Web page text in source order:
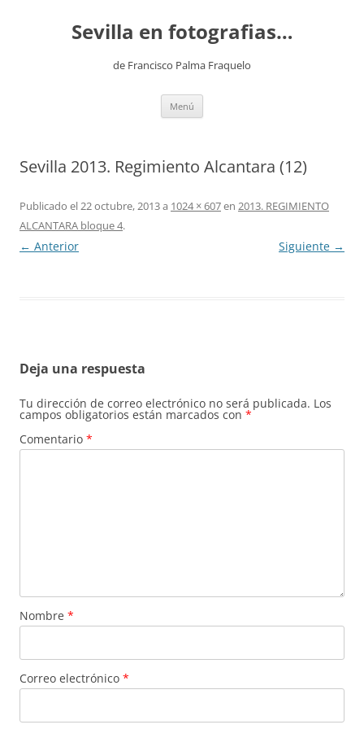
contenidoSevilla en fotografias…
de Francisco Palma Fraquelo
Menú
Sevilla 2013. Regimiento Alcantara (12)
Publicado el22 octubre, 2013a 1024 × 607en 2013. REGIMIENTO
ALCANTARA bloque 4.
← Anterior Siguiente →
Deja una respuesta
Tu dirección de correo electrónico no será publicada. Los
campos obligatorios están marcados con *
Comentario *
Nombre *
Correo electrónico *